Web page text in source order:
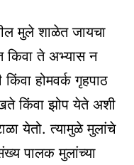
मुले शाळेत जायचा
किवा ते अभ्यास न
होमवर्क गृहपाठ
किंवा झोप येते अशी
येतो. त्यामुळे मुलांचे
पालक मुलांच्या